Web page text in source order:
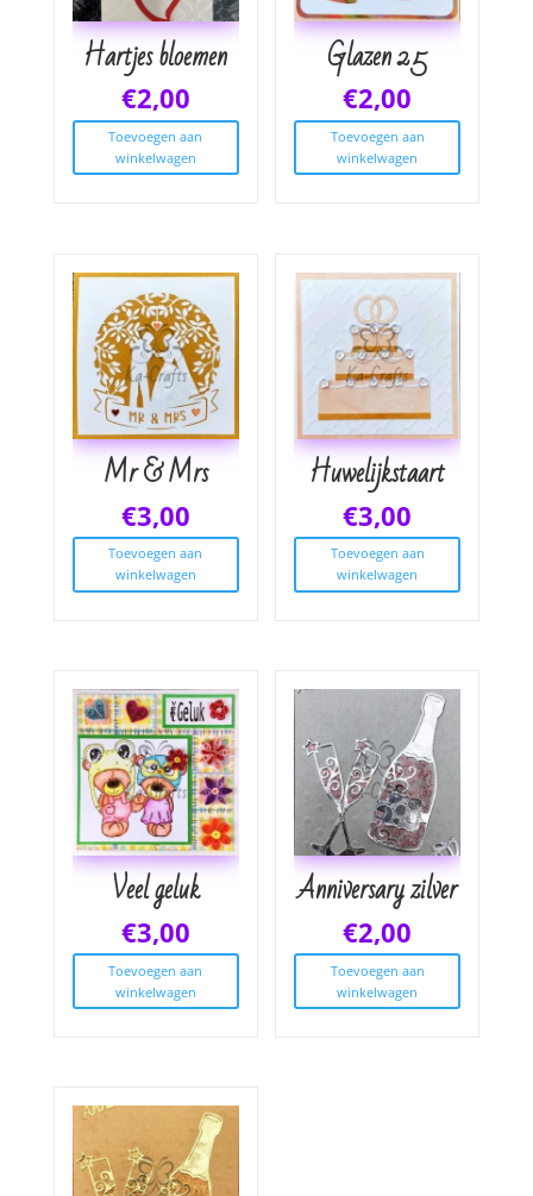
Hartjes bloemen
€2,00
Toevoegen aan
winkelwagen
Glazen 25
€2,00
Toevoegen aan
winkelwagen
Mr & Mrs
€3,00
Toevoegen aan
winkelwagen
Huwelijkstaart
€3,00
Toevoegen aan
winkelwagen
Veel geluk
€3,00
Toevoegen aan
winkelwagen
Anniversary zilver
€2,00
Toevoegen aan
winkelwagen